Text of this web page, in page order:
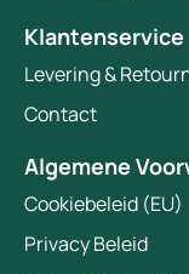
Klantenservice
Levering &
Contact
Algemene
Cookiebeleid (EU)
Privacy Beleid